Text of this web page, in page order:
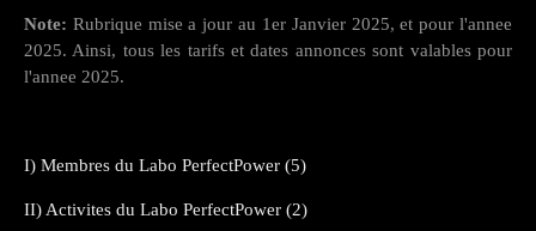
Note: Rubrique mise a jour au 1er Janvier 2025, et pour l'annee
2025. Ainsi, tous les tarifs et dates annonces sont valables pour
l'annee 2025.
I) Membres du Labo PerfectPower (5)
II) Activites du Labo PerfectPower (2)